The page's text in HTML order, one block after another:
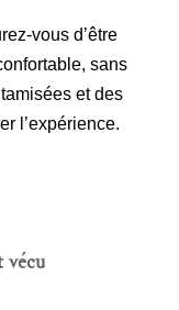
vous d’être
sans
et des
l’expérience.
vécu